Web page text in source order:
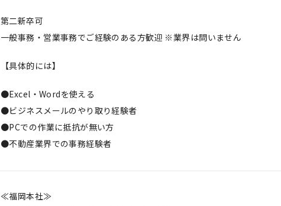
第二新卒可
一般事務・営業事務でご経験のある方歓迎 ※業界は問いません
【具体的には】
●Excel・Wordを使える
●ビジネスメールのやり取り経験者
●PCでの作業に抵抗が無い方
●不動産業界での事務経験者
≪福岡本社≫